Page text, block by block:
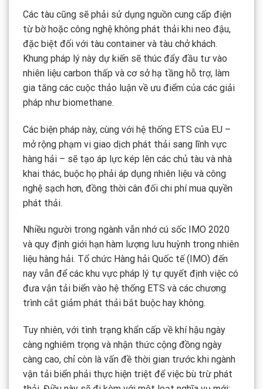
Các tàu cũng sẽ phải sử dụng nguồn cung cấp điện
từ bờ hoặc công nghệ không phát thải khi neo đậu,
đặc biệt đối với tàu container và tàu chở khách.
Khung pháp lý này dự kiến sẽ thúc đẩy đầu tư vào
nhiên liệu carbon thấp và cơ sở hạ tầng hỗ trợ, làm
gia tăng các cuộc thảo luận về ưu điểm của các giải
pháp như biomethane.
Các biện pháp này, cùng với hệ thống ETS của EU –
mở rộng phạm vi giao dịch phát thải sang lĩnh vực
hàng hải – sẽ tạo áp lực kép lên các chủ tàu và nhà
khai thác, buộc họ phải áp dụng nhiên liệu và công
nghệ sạch hơn, đồng thời cân đối chi phí mua quyền
phát thải.
Nhiều người trong ngành vẫn nhớ cú sốc IMO 2020
và quy định giới hạn hàm lượng lưu huỳnh trong nhiên
liệu hàng hải. Tổ chức Hàng hải Quốc tế (IMO) đến
nay vẫn để các khu vực pháp lý tự quyết định việc có
đưa vận tải biển vào hệ thống ETS và các chương
trình cắt giảm phát thải bắt buộc hay không.
Tuy nhiên, với tình trạng khẩn cấp về khí hậu ngày
càng nghiêm trọng và nhận thức cộng đồng ngày
càng cao, chỉ còn là vấn đề thời gian trước khi ngành
vận tải biển phải thực hiện triệt để việc bù trừ phát